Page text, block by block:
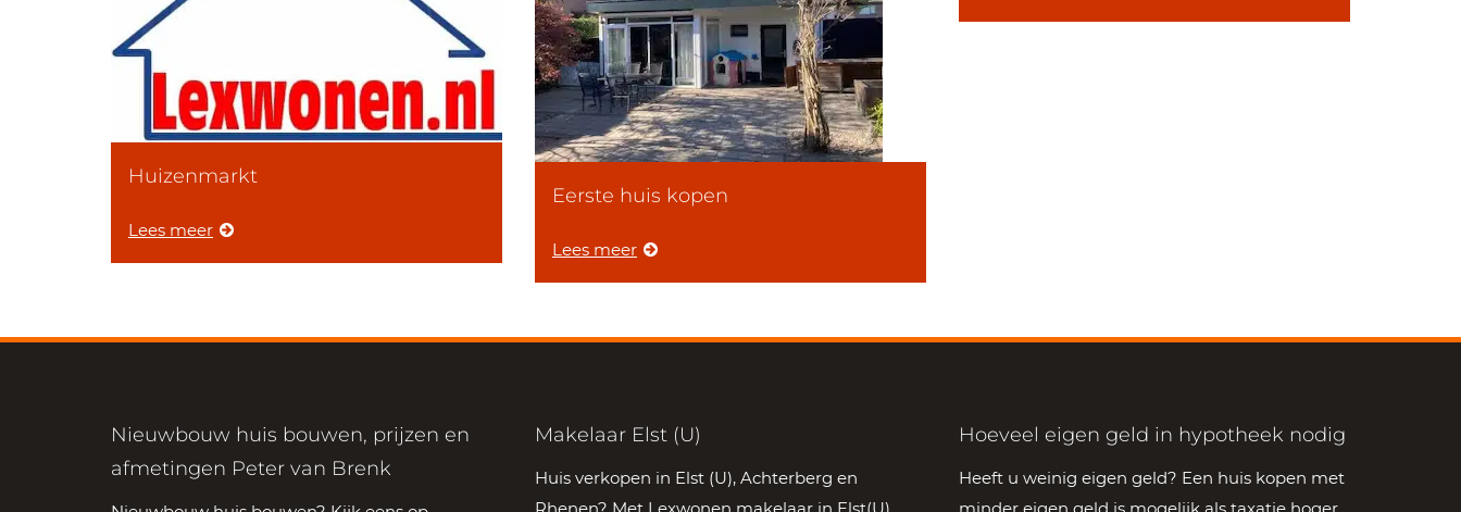
Huizenmarkt
Lees meer
Eerste huis kopen
Lees meer
Nieuwbouw huis bouwen, prijzen en
afmetingen Peter van Brenk
Makelaar Elst (U)
Huis verkopen in Elst (U), Achterberg en
Hoeveel eigen geld in hypotheek nodig
Heeft u weinig eigen geld? Een huis kopen met